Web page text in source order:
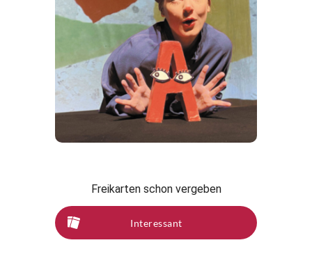
Freikarten schon vergeben
Interessant